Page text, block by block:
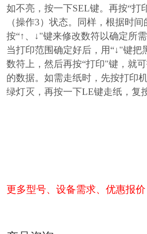
如不亮，按一下SEL键。再按“打
（操作3）状态。同样，根据时间
按“↑、↓"键来修改数符以确定所
当打印范围确定好后，用“↓"键把
数符上，然后再按“打印"键，就
的数据。如需走纸时，先按打印
绿灯灭，再按一下LE键走纸，复
更多型号、设备需求、优惠报价